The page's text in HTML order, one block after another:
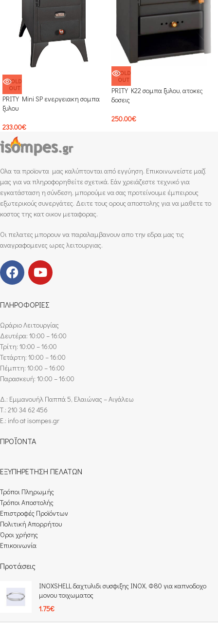
SOLD
OUT
PRITY Mini SP ενεργειακη σομπα
ξυλου
233.00€
SOLD
OUT
PRITY K22 σομπα ξυλου, ατοκες
δοσεις
250.00€
Ολα τα προϊοντα μας καλύπτονται από εγγύηση. Επικοινωνείστε μαζί
μας για να πληροφορηθείτε σχετικά. Εάν χρειάζεστε τεχνικό για
εγκατάσταση η σύνδεση, μπορούμε να σας προτείνουμε έμπειρους
εξωτερικούς συνεργάτες. Δειτε τους ορους αποστολης για να μαθετε το
κοστος της κατ οικον μεταφορας.
Οι πελατες μπορουν να παραλαμβανουν απο την εδρα μας τις
αναγραφομενες ωρες λειτουργιας.
ΠΛΗΡΟΦΟΡΙΕΣ
Ωράριο Λειτουργίας
Δευτέρα: 10:00 – 16:00
Τρίτη: 10:00 – 16:00
Τετάρτη: 10:00 – 16:00
Πέμπτη: 10:00 – 16:00
Παρασκευή: 10:00 – 16:00
Δ.: Εμμανουήλ Παππά 5, Ελαιώνας – Αιγάλεω
Τ.: 210 34 62 456
E.: info at isompes.gr
ΠΡΟΪΟΝΤΑ
ΕΞΥΠΗΡΕΤΗΣΗ ΠΕΛΑΤΩΝ
Τρόποι Πληρωμής​
Τρόποι Αποστολής
Επιστροφές Προϊόντων
Πολιτική Απορρήτου
Όροι χρήσης
Επικοινωνία
Προτάσεις
INOXSHELL δαχτυλιδι συσφιξης INOX, Φ80 για καπνοδοχο
μονου τοιχωματος
1.75€